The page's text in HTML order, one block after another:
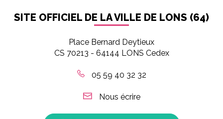
SITE OFFICIEL DE LA VILLE DE LONS (64)
Place Bernard Deytieux
CS 70213 - 64144 LONS Cedex
05 59 40 32 32
Nous écrire